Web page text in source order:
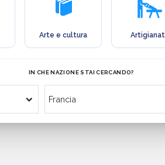
Arte e cultura
IN CHE NAZIONE STAI CERCANDO?